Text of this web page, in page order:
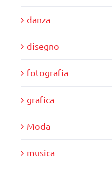
danza
disegno
fotografia
grafica
Moda
musica